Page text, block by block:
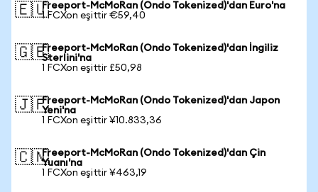
🇪🇺Freeport-McMoRan (Ondo Tokenized)'dan Euro'na
1 FCXon eşittir €59,40
🇬🇧Freeport-McMoRan (Ondo Tokenized)'dan İngiliz
Sterlini'na
1 FCXon eşittir £50,98
🇯🇵Freeport-McMoRan (Ondo Tokenized)'dan Japon
Yeni'na
1 FCXon eşittir ¥10.833,36
🇨🇳Freeport-McMoRan (Ondo Tokenized)'dan Çin
Yuanı'na
1 FCXon eşittir ¥463,19